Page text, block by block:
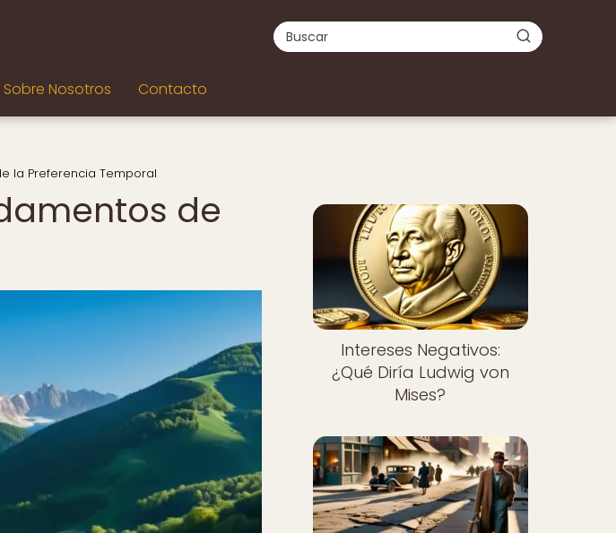
Sobre Nosotros Contacto
la Preferencia Temporal
de
Intereses Negativos:
¿Qué Diría Ludwig von
Mises?